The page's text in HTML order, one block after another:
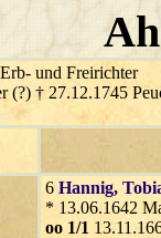
und Freirichter
(?) † 27.12.1745
6 Hannig,
* 13.06.1642
oo 1/1